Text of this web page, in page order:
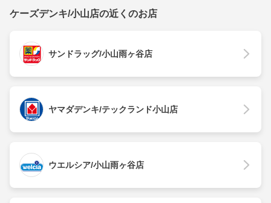
ケーズデンキ/小山店の近くのお店
サンドラッグ/小山雨ヶ谷店
ヤマダデンキ/テックランド小山店
ウエルシア/小山雨ヶ谷店